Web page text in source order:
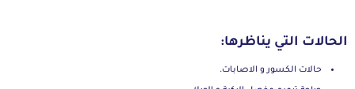
الحالات التي يناظرها:
حالات الكسور و الاصابات.